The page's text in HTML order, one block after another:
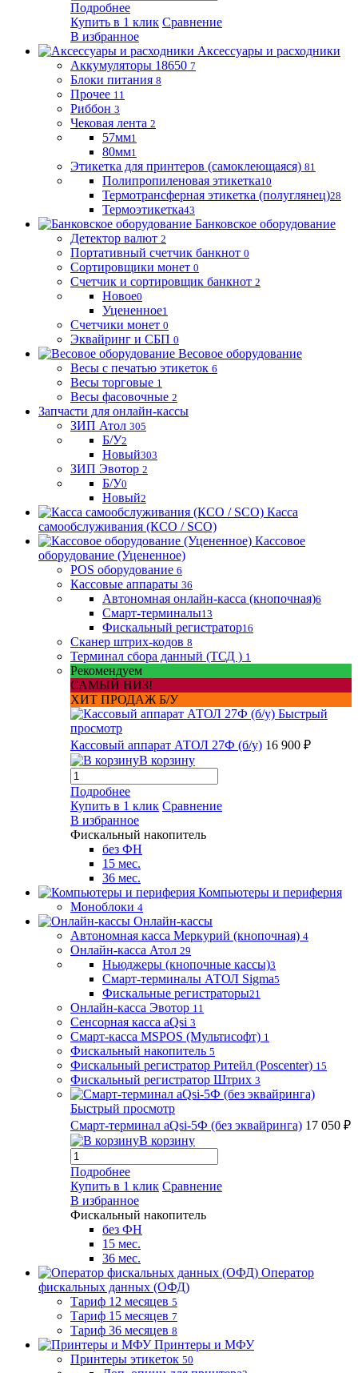
Подробнее
Купить в 1 клик Сравнение
В избранное
Аксессуары и расходники
Аккумуляторы 18650 7
Блоки питания 8
Прочее 11
Риббон 3
Чековая лента 2
57мм1
80мм1
Этикетка для принтеров (самоклеющаяся) 81
Полипропиленовая этикетка10
Термотрансферная этикетка (полуглянец)28
Термоэтикетка43
Банковское оборудование
Детектор валют 2
Портативный счетчик банкнот 0
Сортировщики монет 0
Счетчик и сортировщик банкнот 2
Новое0
Уцененное1
Счетчики монет 0
Эквайринг и СБП 0
Весовое оборудование
Весы с печатью этикеток 6
Весы торговые 1
Весы фасовочные 2
Запчасти для онлайн-кассы
ЗИП Атол 305
Б/У2
Новый303
ЗИП Эвотор 2
Б/У0
Новый2
Касса
самообслуживания (КСО / SCO)
Кассовое
оборудование (Уцененное)
POS оборудование 6
Кассовые аппараты 36
Автономная онлайн-касса (кнопочная)6
Смарт-терминалы13
Фискальный регистратор16
Сканер штрих-кодов 8
Терминал сбора данный (ТСД ) 1
Рекомендуем
САМЫЙ НИЗ!
ХИТ ПРОДАЖ Б/У
Быстрый
просмотр
Кассовый аппарат АТОЛ 27Ф (б/у) 16 900 ₽
В корзину
Подробнее
Купить в 1 клик Сравнение
В избранное
Фискальный накопитель
без ФН
15 мес.
36 мес.
Компьютеры и периферия
Моноблоки 4
Онлайн-кассы
Автономная касса Меркурий (кнопочная) 4
Онлайн-касса Атол 29
Ньюджеры (кнопочные кассы)3
Смарт-терминалы АТОЛ Sigma5
Фискальные регистраторы21
Онлайн-касса Эвотор 11
Сенсорная касса aQsi 3
Смарт-касса MSPOS (Мультисофт) 1
Фискальный накопитель 5
Фискальный регистратор Ритейл (Poscenter) 15
Фискальный регистратор Штрих 3
Быстрый просмотр
Смарт-терминал aQsi-5Ф (без эквайринга) 17 050 ₽
В корзину
Подробнее
Купить в 1 клик Сравнение
В избранное
Фискальный накопитель
без ФН
15 мес.
36 мес.
Оператор
фискальных данных (ОФД)
Тариф 12 месяцев 5
Тариф 15 месяцев 7
Тариф 36 месяцев 8
Принтеры и МФУ
Принтеры этикеток 50